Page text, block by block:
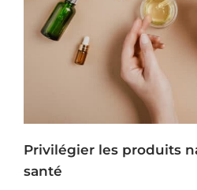
Privilégier les produits
santé